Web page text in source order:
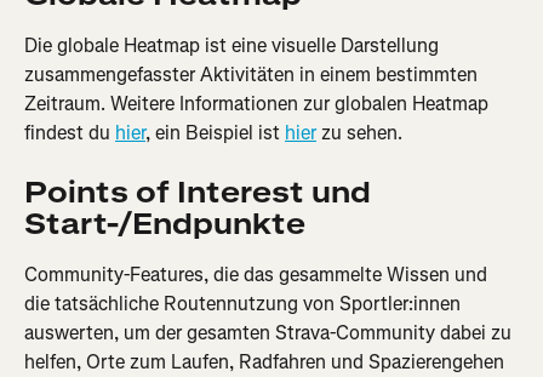
Die globale Heatmap ist eine visuelle Darstellung
zusammengefasster Aktivitäten in einem bestimmten
Zeitraum. Weitere Informationen zur globalen Heatmap
findest du hier, ein Beispiel ist hier zu sehen.
Points of Interest und
Start-/Endpunkte
Community-Features, die das gesammelte Wissen und
die tatsächliche Routennutzung von Sportler:innen
auswerten, um der gesamten Strava-Community dabei zu
helfen, Orte zum Laufen, Radfahren und Spazierengehen